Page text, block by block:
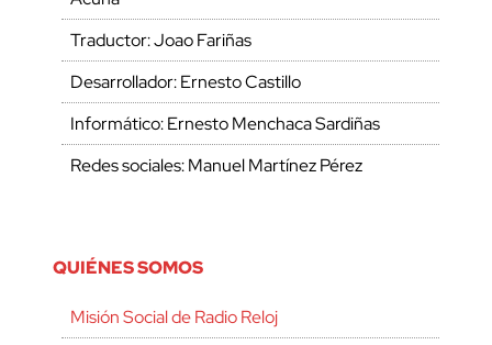
Traductor: Joao Fariñas
Desarrollador: Ernesto Castillo
Informático: Ernesto Menchaca Sardiñas
Redes sociales: Manuel Martínez Pérez
QUIÉNES SOMOS
Misión Social de Radio Reloj